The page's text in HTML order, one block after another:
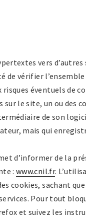
vers
de vérifier
éventuels de
le site, un ou des
de son
mais qui
d’informer de la
:www.cnil.fr.
cookies, sachant
Pour tout
et suivez les